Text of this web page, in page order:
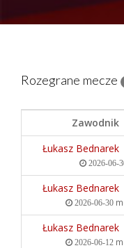
Rozegrane mecze
Zawodnik
Łukasz Bednarek
2026-06-
Łukasz Bednarek
2026-06-30
Łukasz Bednarek
2026-06-12